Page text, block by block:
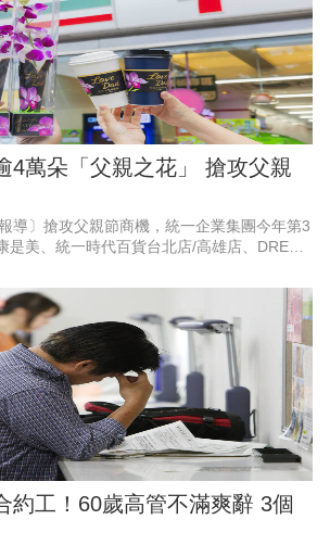
4萬朵「父親之花」 搶攻父親
導〕搶攻父親節商機，統一企業集團今年第3
是美、統一時代百貨台北店/高雄店、DREAM
約工！60歲高管不滿爽辭 3個